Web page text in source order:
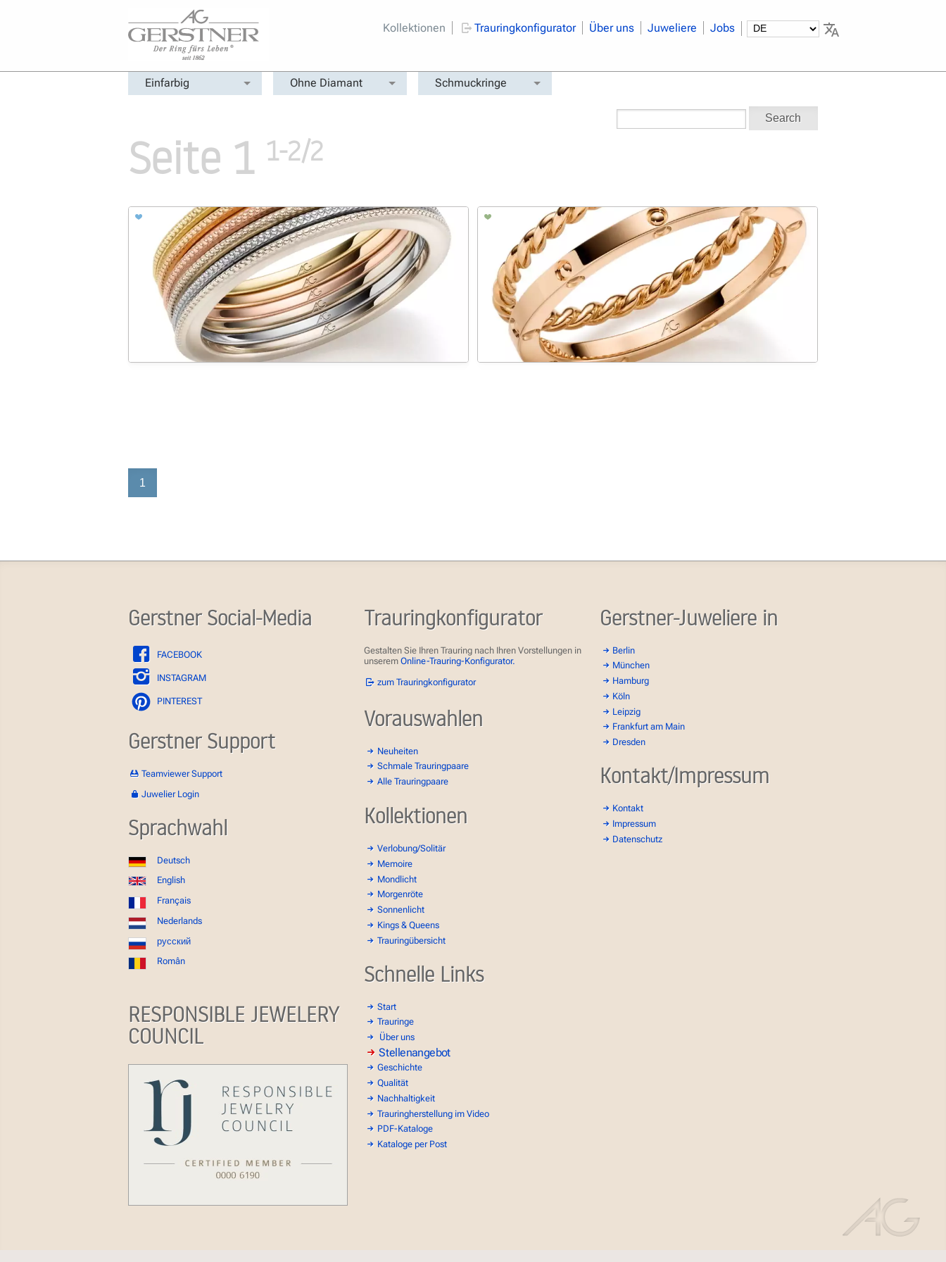
Kollektionen Trauringkonfigurator Über uns Juweliere Jobs
Einfarbig Ohne Diamant Schmuckringe
Search
Seite 1 1-2/2
1
Gerstner Social-Media
FACEBOOK
INSTAGRAM
PINTEREST
Gerstner Support
Teamviewer Support
Juwelier Login
Sprachwahl
Deutsch
English
Français
Nederlands
русский
Român
RESPONSIBLE JEWELERY
COUNCIL
Trauringkonfigurator
Gestalten Sie Ihren Trauring nach Ihren Vorstellungen in
unserem Online-Trauring-Konfigurator.
zum Trauringkonfigurator
Vorauswahlen
Neuheiten
Schmale Trauringpaare
Alle Trauringpaare
Kollektionen
Verlobung/Solitär
Memoire
Mondlicht
Morgenröte
Sonnenlicht
Kings & Queens
Trauringübersicht
Schnelle Links
Start
Trauringe
Über uns
Stellenangebot
Geschichte
Qualität
Nachhaltigkeit
Trauringherstellung im Video
PDF-Kataloge
Kataloge per Post
Gerstner-Juweliere in
Berlin
München
Hamburg
Köln
Leipzig
Frankfurt am Main
Dresden
Kontakt/Impressum
Kontakt
Impressum
Datenschutz